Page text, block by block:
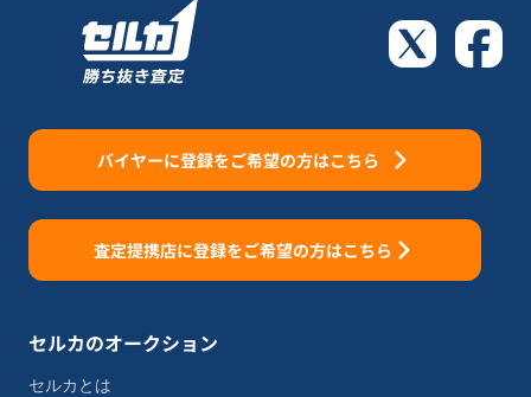
バイヤーに登録をご希望の方はこちら
査定提携店に登録をご希望の方はこちら
セルカのオークション
セルカとは